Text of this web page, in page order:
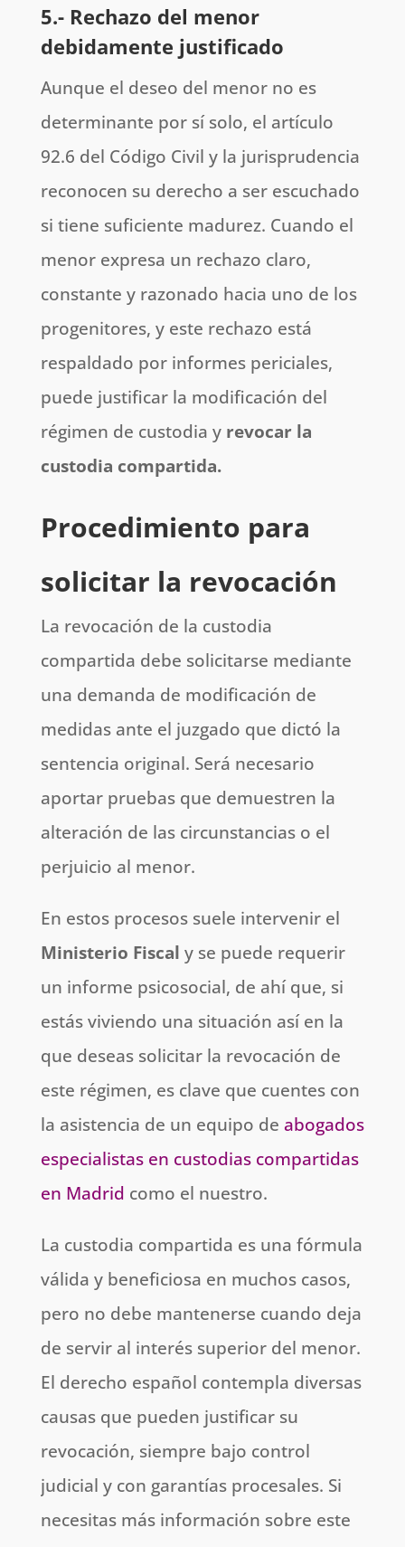
5.- Rechazo del menor
debidamente justificado
Aunque el deseo del menor no es
determinante por sí solo, el artículo
92.6 del Código Civil y la jurisprudencia
reconocen su derecho a ser escuchado
si tiene suficiente madurez. Cuando el
menor expresa un rechazo claro,
constante y razonado hacia uno de los
progenitores, y este rechazo está
respaldado por informes periciales,
puede justificar la modificación del
régimen de custodia y revocar la
custodia compartida.
Procedimiento para
solicitar la revocación
La revocación de la custodia
compartida debe solicitarse mediante
una demanda de modificación de
medidas ante el juzgado que dictó la
sentencia original. Será necesario
aportar pruebas que demuestren la
alteración de las circunstancias o el
perjuicio al menor.
En estos procesos suele intervenir el
Ministerio Fiscal y se puede requerir
un informe psicosocial, de ahí que, si
estás viviendo una situación así en la
que deseas solicitar la revocación de
este régimen, es clave que cuentes con
la asistencia de un equipo de abogados
especialistas en custodias compartidas
en Madrid como el nuestro.
La custodia compartida es una fórmula
válida y beneficiosa en muchos casos,
pero no debe mantenerse cuando deja
de servir al interés superior del menor.
El derecho español contempla diversas
causas que pueden justificar su
revocación, siempre bajo control
judicial y con garantías procesales. Si
necesitas más información sobre este